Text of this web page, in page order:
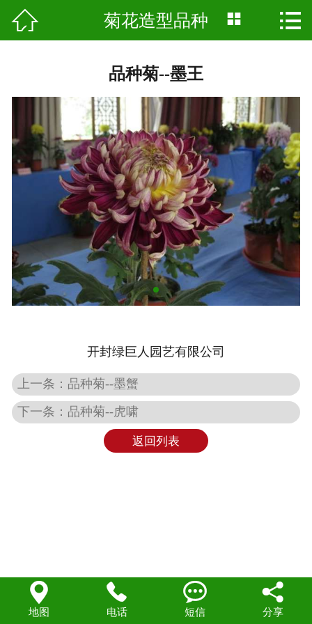
 首页
景点工程
基地风采
新闻资讯
科普知识
人才招聘
留言反馈
联系我们
 菊花造型品种  
品种菊--墨王
开封绿巨人园艺有限公司
上一条：品种菊--墨蟹
下一条：品种菊--虎啸
返回列表

地图

电话

短信

分享